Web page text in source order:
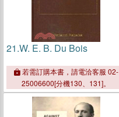
21.W. E. B. Du Bois
若需訂購本書，請電洽客服 02-
25006600[分機130、131]。